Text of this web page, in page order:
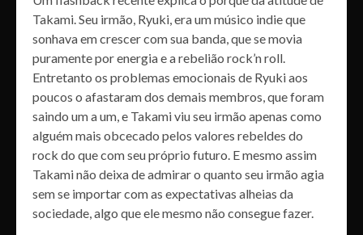
Takami. Seu irmão, Ryuki, era um músico indie que
sonhava em crescer com sua banda, que se movia
puramente por energia e a rebelião rock’n roll.
Entretanto os problemas emocionais de Ryuki aos
poucos o afastaram dos demais membros, que foram
saindo um a um, e Takami viu seu irmão apenas como
alguém mais obcecado pelos valores rebeldes do
rock do que com seu próprio futuro. E mesmo assim
Takami não deixa de admirar o quanto seu irmão agia
sem se importar com as expectativas alheias da
sociedade, algo que ele mesmo não consegue fazer.